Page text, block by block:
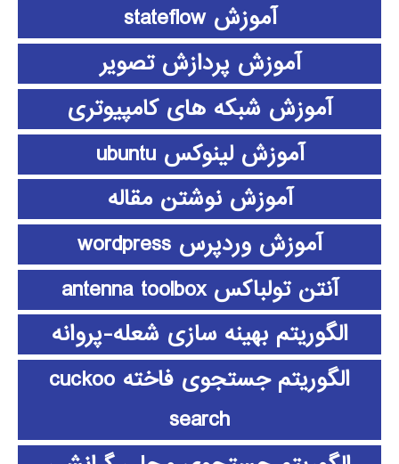
آموزش stateflow
آموزش پردازش تصویر
آموزش شبکه های کامپیوتری
آموزش لینوکس ubuntu
آموزش نوشتن مقاله
آموزش وردپرس wordpress
آنتن تولباکس antenna toolbox
الگوریتم بهینه سازی شعله-پروانه
الگوریتم جستجوی فاخته cuckoo
search